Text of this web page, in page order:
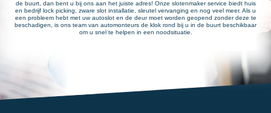
de buurt, dan bent u bij ons aan het juiste adres! Onze slotenmaker service biedt huis
en bedrijf lock picking, zware slot installatie, sleutel vervanging en nog veel meer. Als u
een probleem hebt met uw autoslot en de deur moet worden geopend zonder deze te
beschadigen, is ons team van automonteurs de klok rond bij u in de buurt beschikbaar
om u snel te helpen in een noodsituatie.